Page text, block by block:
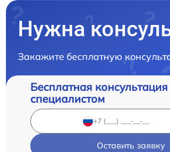
Нужна
Закажите бесплатную
Бесплатная консультация
специалистом
Оставить заявку